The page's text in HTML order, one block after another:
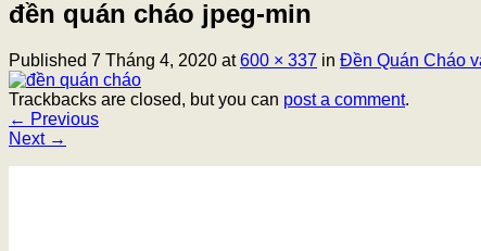
đền quán cháo jpeg-min
Published 7 Tháng 4, 2020 at600 × 337 in Đền Quán Cháo
Trackbacks are closed, but you can post a comment.
← Previous
Next →